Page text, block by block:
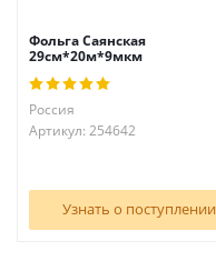
Фольга Саянская
29см*20м*9мкм
Россия
Артикул: 254642
Узнать о поступлении